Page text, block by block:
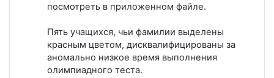
посмотреть в приложенном файле.
Пять учащихся, чьи фамилии выделены
красным цветом, дисквалифицированы за
аномально низкое время выполнения
олимпиадного теста.